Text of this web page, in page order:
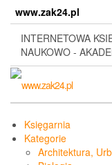
content
www.zak24.pl
INTERNETOWA
NAUKOWO -
Księgarnia
Kategorie
Architektura,